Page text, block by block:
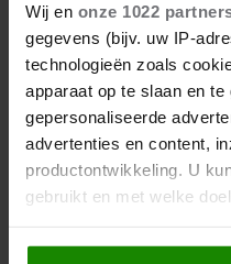
Wij en onze 1022
gegevens (bijv. uw IP-
technologieën zoals
apparaat op te slaan en
gepersonaliseerde
advertenties en content,
productontwikkeling. U
gebruikt en met welke
Als u het toestaat, willen
De nieuwe Mijn